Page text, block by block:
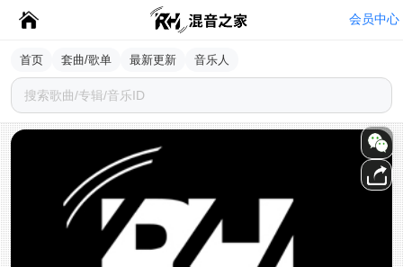
会员中心
首页 套曲/歌单 最新更新 音乐人